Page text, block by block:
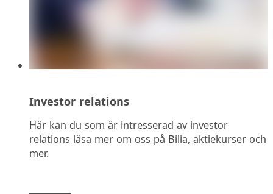
Investor relations
Här kan du som är intresserad av investor
relations läsa mer om oss på Bilia, aktiekurser och
mer.